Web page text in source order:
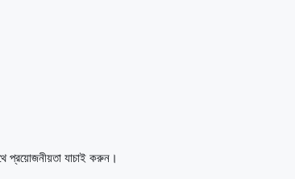
প্রয়োজনীয়তা যাচাই করুন।